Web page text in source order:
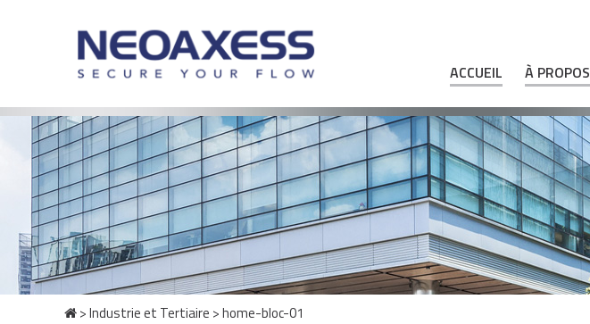
ACCUEIL À PROPOS
>Industrie et Tertiaire >home-bloc-01